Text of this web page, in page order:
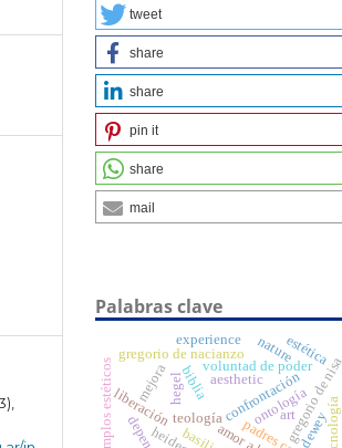
tweet
share
share
pin it
share
mail
Palabras clave
biblia
teología
hegel ontología
confrontacióngregorio de nisa
gregorio de nacianzo
voluntad de poder
liberación
dewey
ejemplos estéticos art
estética
aesthetic
nature
experience
mejora
tecnología